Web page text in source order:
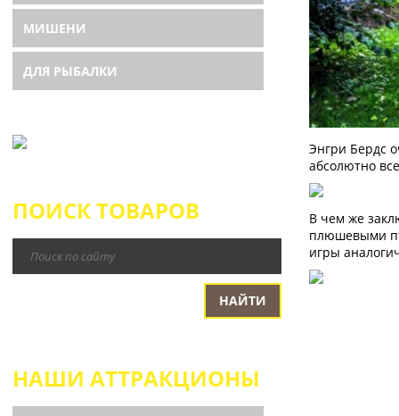
МИШЕНИ
ДЛЯ РЫБАЛКИ
ПОИСК ТОВАРОВ
НАШИ АТТРАКЦИОНЫ
Энгри Бердс
абсолютно
В чем же
плюшевыми
игры